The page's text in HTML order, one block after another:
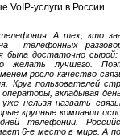
. А тех, кто
телефонных
достаточно сырой:
желать лучшего.
росло качество
Круг пользователей
вкладывая
нельзя назвать
крупные компании
телефонии.
6-е место в мире. А